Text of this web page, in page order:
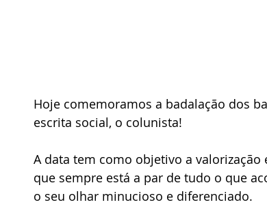
Hoje comemoramos a badalação dos
escrita social, o colunista!
A data tem como objetivo a
que sempre está a par de tudo o que
o seu olhar minucioso e diferenciado.